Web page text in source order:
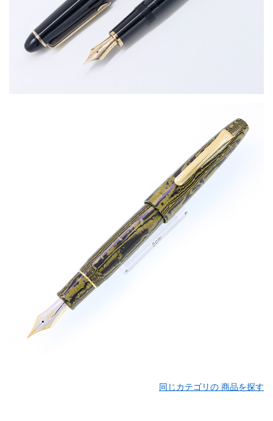
同じカテゴリの 商品を探す